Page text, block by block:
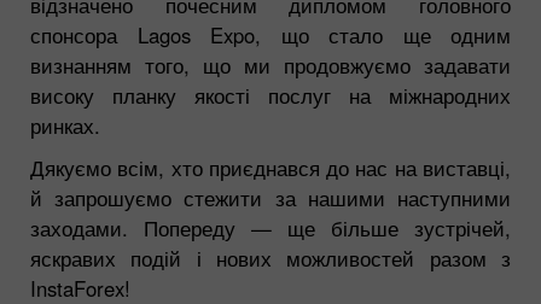
спонсора Lagos Expo, що стало ще одним
визнанням того, що ми продовжуємо задавати
високу планку якості послуг на міжнародних
ринках.
Дякуємо всім, хто приєднався до нас на виставці,
й запрошуємо стежити за нашими наступними
заходами. Попереду — ще більше зустрічей,
яскравих подій і нових можливостей разом з
InstaForex!